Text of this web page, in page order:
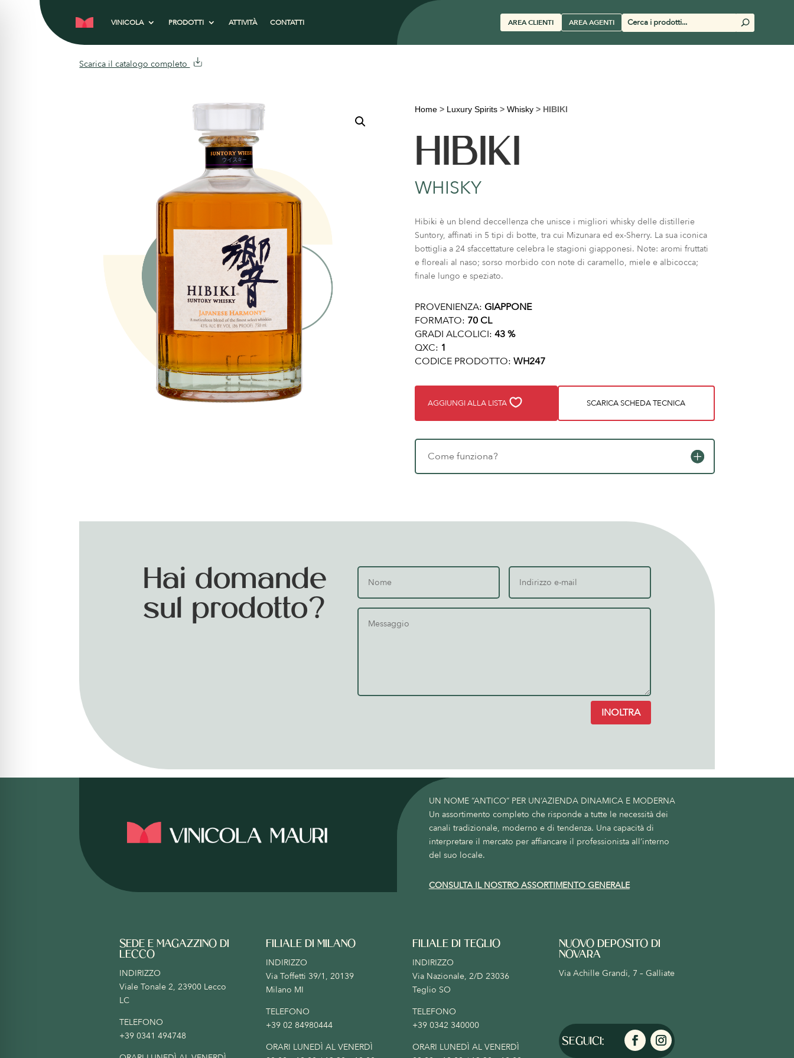
VINICOLA PRODOTTI ATTIVITÀ CONTATTI AREA CLIENTI AREA AGENTI
Cerca
prodotti
U
Scarica il catalogo completo
Home> Luxury Spirits> Whisky> HIBIKI
HIBIKI
WHISKY
Hibiki è un blend deccellenza che unisce i migliori whisky delle distillerie
Suntory, affinati in 5 tipi di botte, tra cui Mizunara ed ex-Sherry. La sua iconica
bottiglia a 24 sfaccettature celebra le stagioni giapponesi. Note: aromi fruttati
e floreali al naso; sorso morbido con note di caramello, miele e albicocca;
finale lungo e speziato.
PROVENIENZA: GIAPPONE
FORMATO: 70 CL
GRADI ALCOLICI: 43 %
QXC: 1
CODICE PRODOTTO: WH247
AGGIUNGI ALLA LISTA SCARICA SCHEDA TECNICA
Come funziona?
Hai domande
sul prodotto?
INOLTRA
UN NOME “ANTICO” PER UN’AZIENDA DINAMICA E MODERNA
Un assortimento completo che risponde a tutte le necessità dei
canali tradizionale, moderno e di tendenza. Una capacità di
interpretare il mercato per affiancare il professionista all’interno
del suo locale.
CONSULTA IL NOSTRO ASSORTIMENTO GENERALE
SEDE E MAGAZZINO DI
LECCO
INDIRIZZO
Viale Tonale 2, 23900 Lecco
LC
TELEFONO
+39 0341 494748
FILIALE DI MILANO
INDIRIZZO
Via Toffetti 39/1, 20139
Milano MI
TELEFONO
+39 02 84980444
ORARI LUNEDÌ AL VENERDÌ
FILIALE DI TEGLIO
INDIRIZZO
Via Nazionale, 2/D 23036
Teglio SO
TELEFONO
+39 0342 340000
ORARI LUNEDÌ AL VENERDÌ
NUOVO DEPOSITO DI
NOVARA
Via Achille Grandi, 7 – Galliate